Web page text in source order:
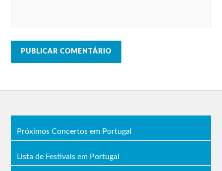
Próximos Concertos em Portugal
Lista de Festivais em Portugal